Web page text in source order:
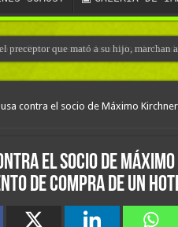
preceptor que mató a su hijo,
contra el socio de Máximo
el socio de
de compra de un